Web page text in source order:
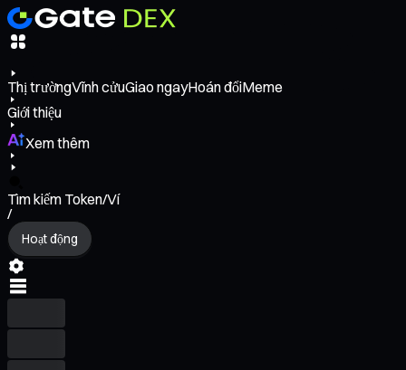
Thị trườngVĩnh cửuGiao ngayHoán đổiMeme
Giới thiệu
Xem thêm
Tìm kiếm Token/Ví
/
Hoạt động